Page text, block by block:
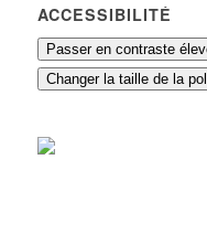
ACCESSIBILITÉ
Passer en contraste
Changer la taille de la